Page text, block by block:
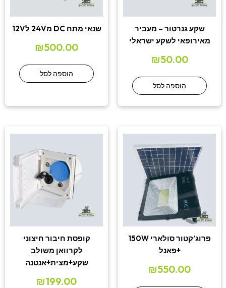
שקע גנרטור – מעביר
מאירופאי לשקע ישראלי
₪50.00
הוספה לסל
שנאי מתח DC מ24V ל12V
₪500.00
הוספה לסל
פרוג’קטור סולארי 150W
+פאנל
₪550.00
קופסת חיבור חיצוני
לקרוואן משולב
שקע+מצית+אנטנה
₪199.00